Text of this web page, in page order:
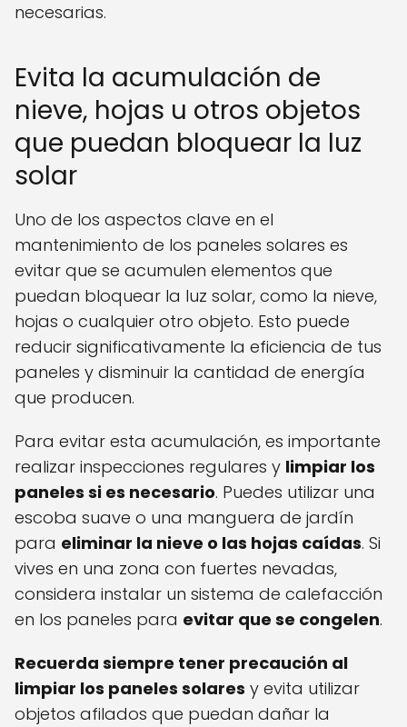
necesarias.
Evita la acumulación de
nieve, hojas u otros objetos
que puedan bloquear la luz
solar
Uno de los aspectos clave en el
mantenimiento de los paneles solares es
evitar que se acumulen elementos que
puedan bloquear la luz solar, como la nieve,
hojas o cualquier otro objeto. Esto puede
reducir significativamente la eficiencia de tus
paneles y disminuir la cantidad de energía
que producen.
Para evitar esta acumulación, es importante
realizar inspecciones regulares y limpiar los
paneles si es necesario. Puedes utilizar una
escoba suave o una manguera de jardín
para eliminar la nieve o las hojas caídas. Si
vives en una zona con fuertes nevadas,
considera instalar un sistema de calefacción
en los paneles para evitar que se congelen.
Recuerda siempre tener precaución al
limpiar los paneles solares y evita utilizar
objetos afilados que puedan dañar la